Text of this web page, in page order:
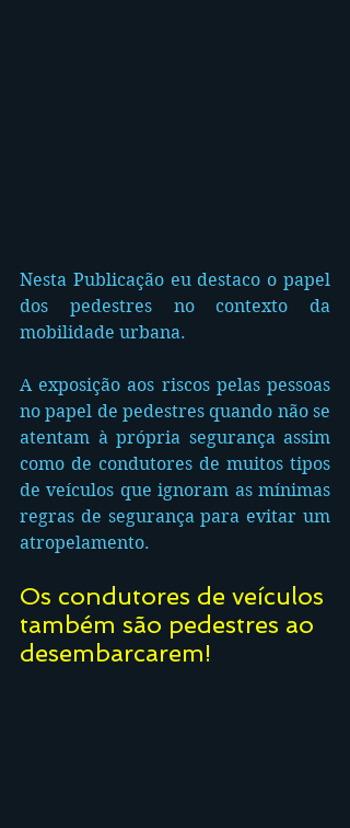
Nesta Publicação eu destaco o papel
dos pedestres no contexto da
mobilidade urbana.
A exposição aos riscos pelas pessoas
no papel de pedestres quando não se
atentam à própria segurança assim
como de condutores de muitos tipos
de veículos que ignoram as mínimas
regras de segurança para evitar um
atropelamento.
Os condutores de veículos
também são pedestres ao
desembarcarem!